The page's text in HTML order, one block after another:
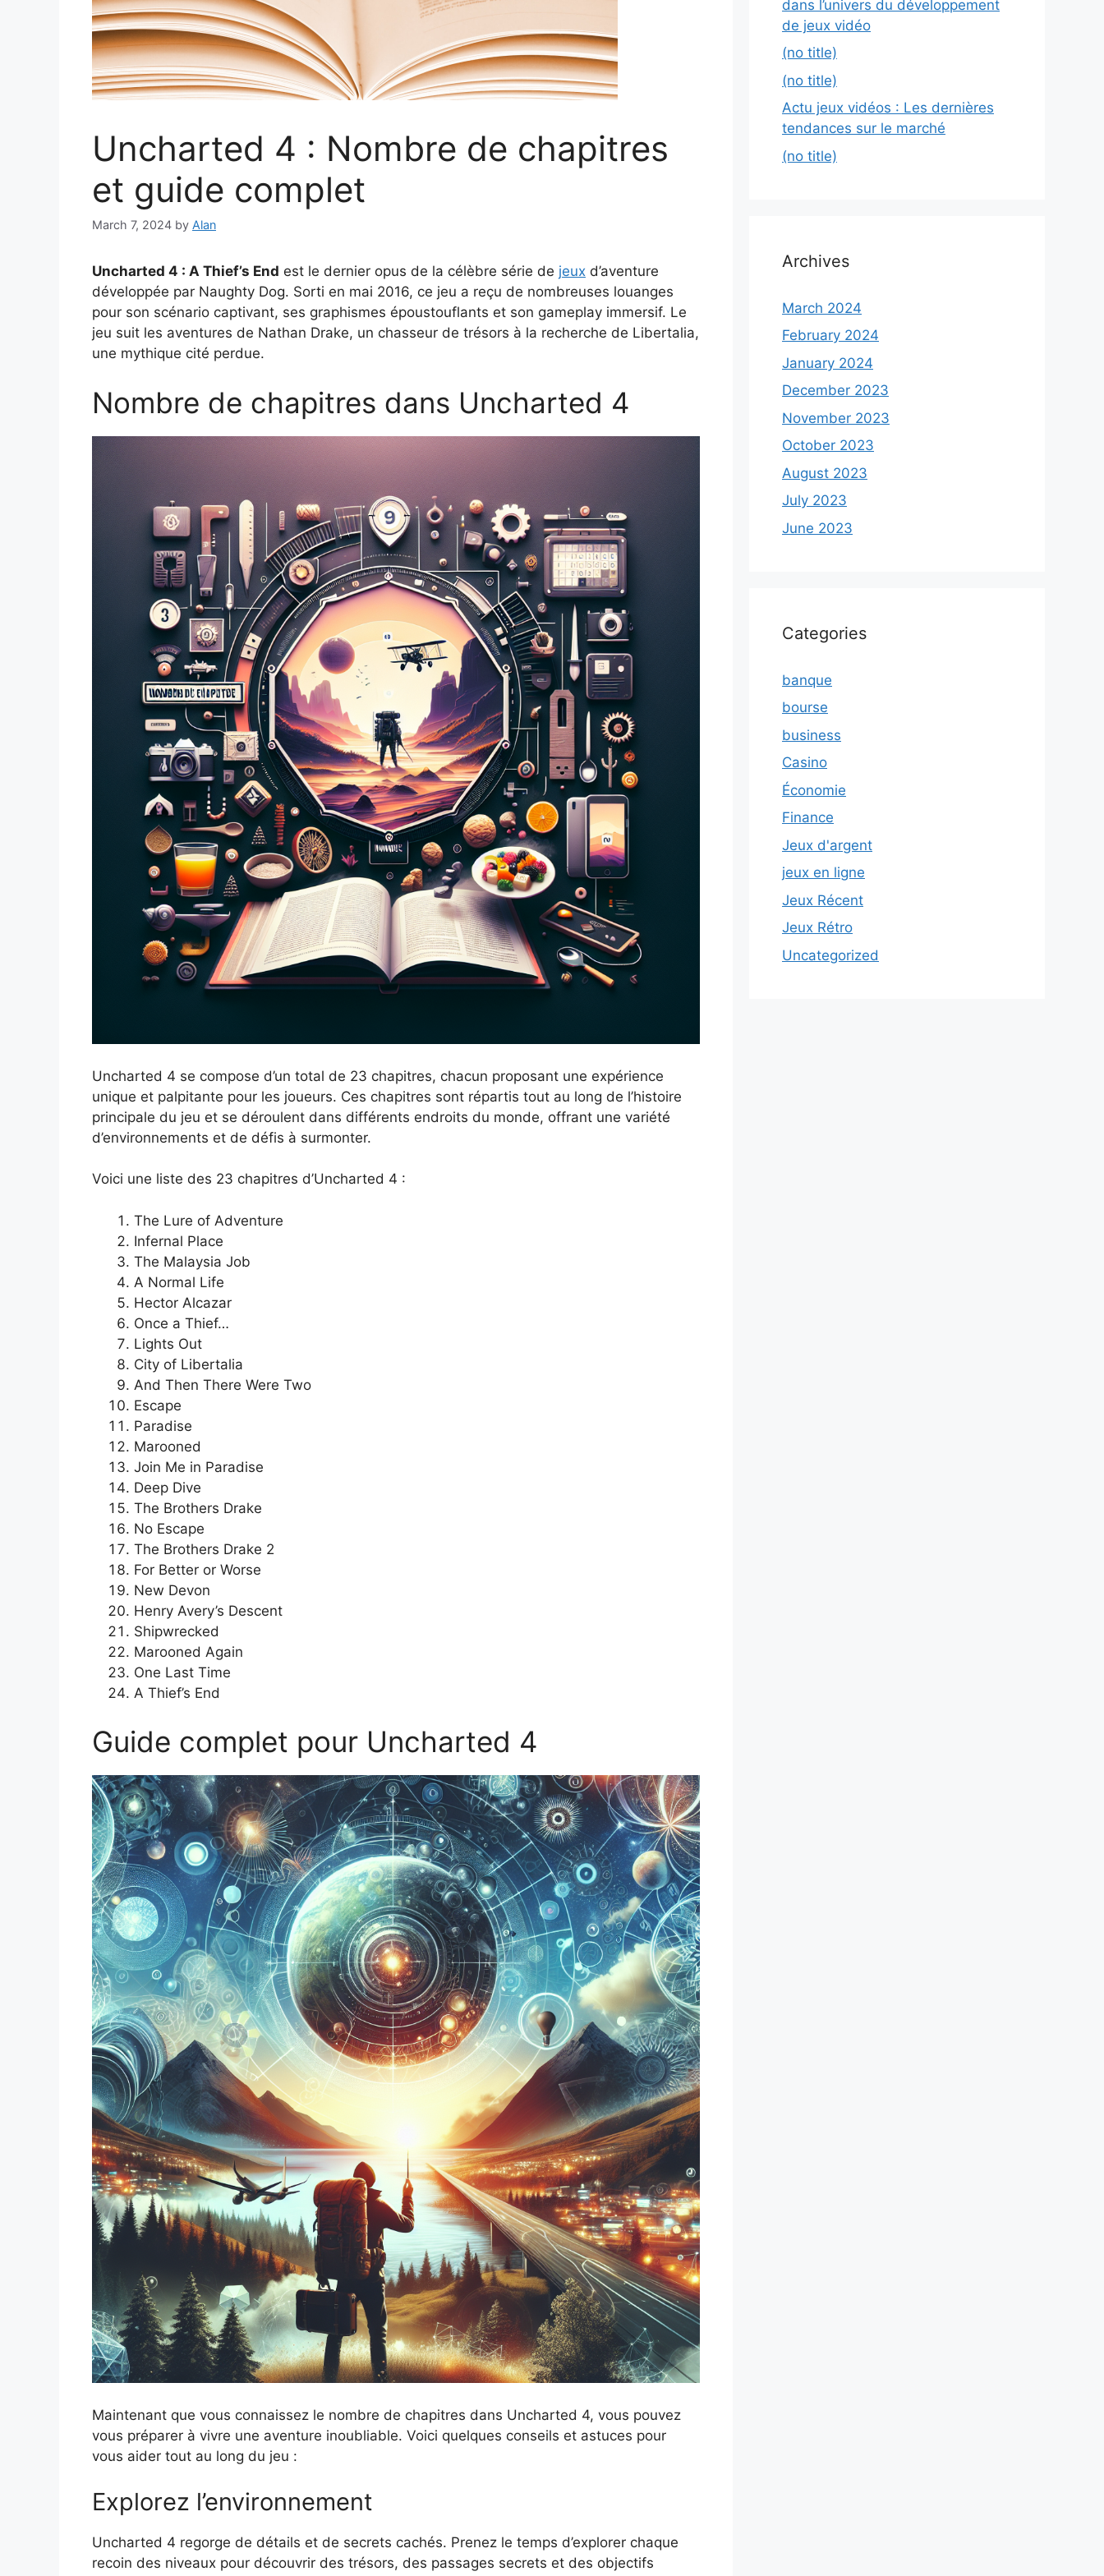
Uncharted 4 : Nombre de chapitres
et guide complet
March 7, 2024 by Alan
Uncharted 4 : A Thief’s End est le dernier opus de la célèbre série de jeux d’aventure
développée par Naughty Dog. Sorti en mai 2016, ce jeu a reçu de nombreuses louanges
pour son scénario captivant, ses graphismes époustouflants et son gameplay immersif. Le
jeu suit les aventures de Nathan Drake, un chasseur de trésors à la recherche de Libertalia,
une mythique cité perdue.
Nombre de chapitres dans Uncharted 4
Uncharted 4 se compose d’un total de 23 chapitres, chacun proposant une expérience
unique et palpitante pour les joueurs. Ces chapitres sont répartis tout au long de l’histoire
principale du jeu et se déroulent dans différents endroits du monde, offrant une variété
d’environnements et de défis à surmonter.
Voici une liste des 23 chapitres d’Uncharted 4 :
The Lure of Adventure
Infernal Place
The Malaysia Job
A Normal Life
Hector Alcazar
Once a Thief…
Lights Out
City of Libertalia
And Then There Were Two
Escape
Paradise
Marooned
Join Me in Paradise
Deep Dive
The Brothers Drake
No Escape
The Brothers Drake 2
For Better or Worse
New Devon
Henry Avery’s Descent
Shipwrecked
Marooned Again
One Last Time
A Thief’s End
Guide complet pour Uncharted 4
Maintenant que vous connaissez le nombre de chapitres dans Uncharted 4, vous pouvez
vous préparer à vivre une aventure inoubliable. Voici quelques conseils et astuces pour
vous aider tout au long du jeu :
Explorez l’environnement
Uncharted 4 regorge de détails et de secrets cachés. Prenez le temps d’explorer chaque
recoin des niveaux pour découvrir des trésors, des passages secrets et des objectifs
dans l’univers du développement
de jeux vidéo
(no title)
(no title)
Actu jeux vidéos : Les dernières
tendances sur le marché
(no title)
Archives
March 2024
February 2024
January 2024
December 2023
November 2023
October 2023
August 2023
July 2023
June 2023
Categories
banque
bourse
business
Casino
Économie
Finance
Jeux d'argent
jeux en ligne
Jeux Récent
Jeux Rétro
Uncategorized